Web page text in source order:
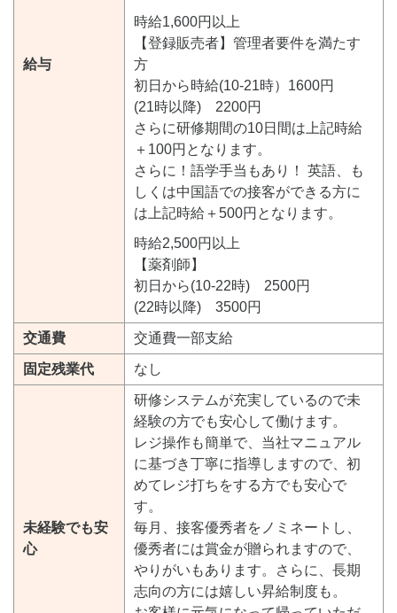
給与
時給1,600円以上
【登録販売者】管理者要件を満たす
方
初日から時給(10-21時）1600円
(21時以降) 2200円
さらに研修期間の10日間は上記時給
＋100円となります。
さらに！語学手当もあり！ 英語、も
しくは中国語での接客ができる方に
は上記時給＋500円となります。
時給2,500円以上
【薬剤師】
初日から(10-22時) 2500円
(22時以降) 3500円
交通費 交通費一部支給
固定残業代 なし
未経験でも安
心
研修システムが充実しているので未
経験の方でも安心して働けます。
レジ操作も簡単で、当社マニュアル
に基づき丁寧に指導しますので、初
めてレジ打ちをする方でも安心で
す。
毎月、接客優秀者をノミネートし、
優秀者には賞金が贈られますので、
やりがいもあります。さらに、長期
志向の方には嬉しい昇給制度も。